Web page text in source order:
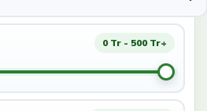
0 Tr - 500 Tr+